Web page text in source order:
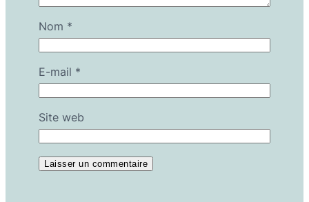
Nom *
E-mail *
Site web